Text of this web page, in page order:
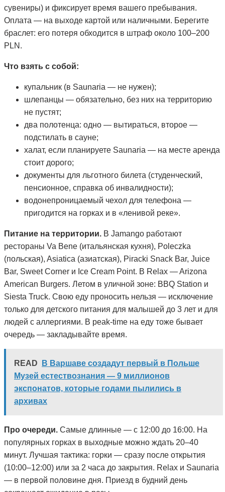
сувениры) и фиксирует время вашего пребывания.
Оплата — на выходе картой или наличными. Берегите
браслет: его потеря обходится в штраф около 100–200
PLN.
Что взять с собой:
купальник (в Saunaria — не нужен);
шлепанцы — обязательно, без них на территорию
не пустят;
два полотенца: одно — вытираться, второе —
подстилать в сауне;
халат, если планируете Saunaria — на месте аренда
стоит дорого;
документы для льготного билета (студенческий,
пенсионное, справка об инвалидности);
водонепроницаемый чехол для телефона —
пригодится на горках и в «ленивой реке».
Питание на территории. В Jamango работают
рестораны Va Bene (итальянская кухня), Poleczka
(польская), Asiatica (азиатская), Piracki Snack Bar, Juice
Bar, Sweet Corner и Ice Cream Point. В Relax — Arizona
American Burgers. Летом в уличной зоне: BBQ Station и
Siesta Truck. Свою еду проносить нельзя — исключение
только для детского питания для малышей до 3 лет и для
людей с аллергиями. В peak-time на еду тоже бывает
очередь — закладывайте время.
READ
В Варшаве создадут первый в Польше
Музей естествознания — 9 миллионов
экспонатов, которые годами пылились в
архивах
Про очереди. Самые длинные — с 12:00 до 16:00. На
популярных горках в выходные можно ждать 20–40
минут. Лучшая тактика: горки — сразу после открытия
(10:00–12:00) или за 2 часа до закрытия. Relax и Saunaria
— в первой половине дня. Приезд в будний день